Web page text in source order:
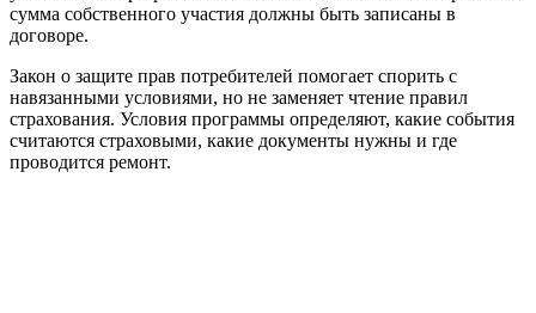
сумма собственного участия должны быть записаны в
договоре.
Закон о защите прав потребителей помогает спорить с
навязанными условиями, но не заменяет чтение правил
страхования. Условия программы определяют, какие события
считаются страховыми, какие документы нужны и где
проводится ремонт.